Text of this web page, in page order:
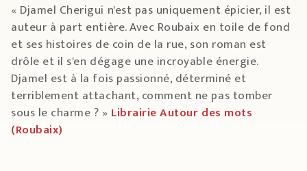
« Djamel Cherigui n'est pas uniquement épicier, il est
auteur à part entière. Avec Roubaix en toile de fond
et ses histoires de coin de la rue, son roman est
drôle et il s'en dégage une incroyable énergie.
Djamel est à la fois passionné, déterminé et
terriblement attachant, comment ne pas tomber
sous le charme ? » Librairie Autour des mots
(Roubaix)